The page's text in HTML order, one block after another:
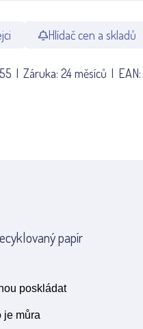
Hlídač cen a skladů
Záruka: 24 měsíců EAN:
papír
poskládat
je můra